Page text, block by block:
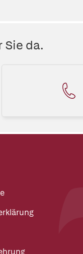
Sie da.